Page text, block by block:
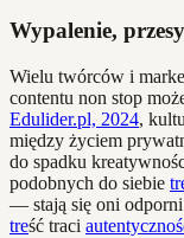
Wypalenie,
Wielu twórców i
contentu non stop
Edulider.pl, 2024,
między życiem
do spadku
podobnych do siebie
— stają się oni odporni
treść traci